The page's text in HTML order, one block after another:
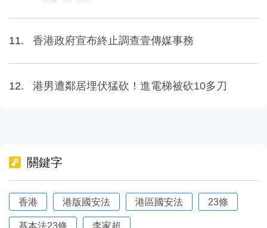
香港政府宣布終止調查壹傳媒事務
港男遭鄰居埋伏猛砍！進電梯被砍10多刀
關鍵字
香港 港版國安法 港區國安法 23條
基本法23條 李家超